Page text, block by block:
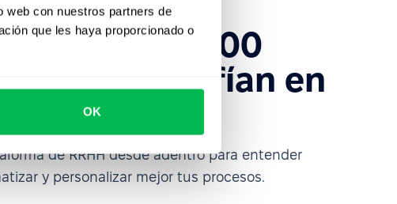
web con nuestros partners de
que les haya proporcionado o
OK
más de 1600
que ya confían en
de RRHH desde adentro para entender
y personalizar mejor tus procesos.